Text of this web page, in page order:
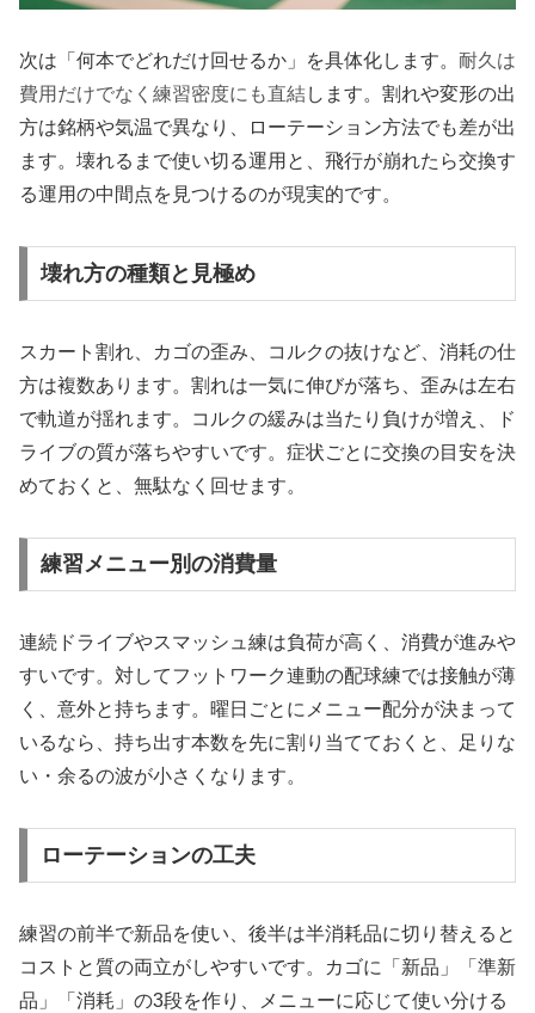
次は「何本でどれだけ回せるか」を具体化します。 耐久は
費用だけでなく練習密度にも直結します。割れや変形の出
方は銘柄や気温で異なり、ローテーション方法でも差が出
ます。壊れるまで使い切る運用と、飛行が崩れたら交換す
る運用の中間点を見つけるのが現実的です。
壊れ方の種類と見極め
スカート割れ、カゴの歪み、コルクの抜けなど、消耗の仕
方は複数あります。割れは一気に伸びが落ち、歪みは左右
で軌道が揺れます。コルクの緩みは当たり負けが増え、ド
ライブの質が落ちやすいです。症状ごとに交換の目安を決
めておくと、無駄なく回せます。
練習メニュー別の消費量
連続ドライブやスマッシュ練は負荷が高く、消費が進みや
すいです。対してフットワーク連動の配球練では接触が薄
く、意外と持ちます。曜日ごとにメニュー配分が決まって
いるなら、持ち出す本数を先に割り当てておくと、足りな
い・余るの波が小さくなります。
ローテーションの工夫
練習の前半で新品を使い、後半は半消耗品に切り替えると
コストと質の両立がしやすいです。カゴに「新品」「準新
品」「消耗」の3段を作り、メニューに応じて使い分ける